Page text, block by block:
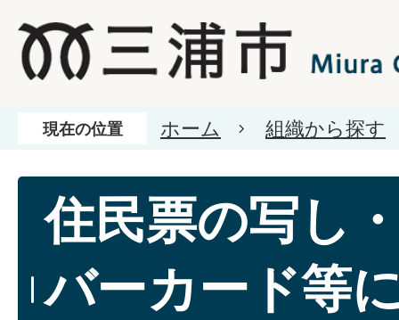
現在の位置 ホーム 組織から探す
住民票の写し
バーカード等